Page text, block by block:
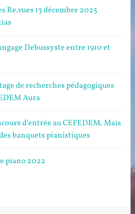
Re.vues 13 décembre 2025
Debussyste entre 1910 et
de recherches pédagogiques
Aura
d’entrée au CEFEDEM. Mais
banquets pianistiques
piano 2022